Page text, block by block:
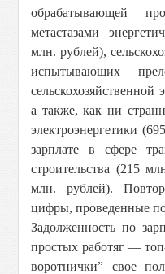
обрабатывающей
метастазами
млн. рублей),
испытывающих
а также, как ни
электроэнергетики
зарплате в сфере
строительства (215
млн. рублей).
цифры, проведенные
Задолженность по
простых работяг —
воротнички” свое